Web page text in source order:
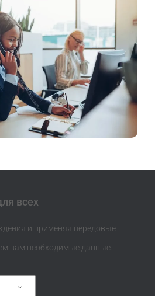
всех
и применяя передовые
вам необходимые данные.